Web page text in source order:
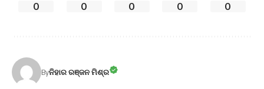
0 0 0 0 0
Byନିହାର ରଞ୍ଜନ ମିଶ୍ର